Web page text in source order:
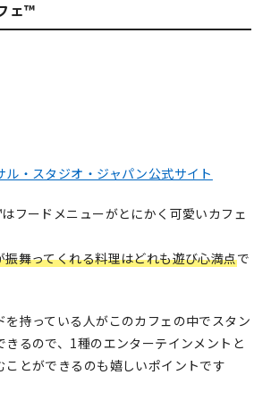
ェ™
ル・スタジオ・ジャパン公式サイト
フードメニューがとにかく可愛いカフェ
振舞ってくれる料理はどれも遊び心満点で
を持っている人がこのカフェの中でスタン
きるので、1種のエンターテインメントと
ことができるのも嬉しいポイントです